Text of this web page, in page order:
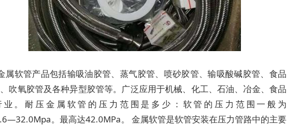
属软管产品包括输吸油胶管、蒸气胶管、喷砂胶管、输吸酸碱胶管、食品
吹氧胶管及各种异型胶管等。广泛应用于机械、化工、石油、冶金、食品
业。耐压金属软管的压力范围是多少：软管的压力范围一般为
。最高达42.0MPa。 金属软管是软管安装在压力管路中的主要